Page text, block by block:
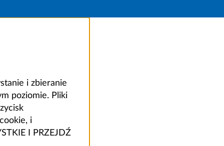
i zbieranie
poziomie. Pliki
i
I PRZEJDŹ